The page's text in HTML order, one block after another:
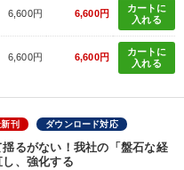
6,600円 6,600円
カートに
入れる
6,600円 6,600円
カートに
入れる
刊 ダウンロード対応
るがない！我社の「盤石な経
、強化する